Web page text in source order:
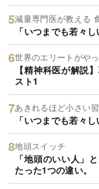
減量専門医が教える
「いつまでも若々
世界のエリートがや
【精神科医が解説
スト1
あきれるほど小さい
「いつまでも若々
地頭スイッチ
「地頭のいい人」
たった1つの違い。